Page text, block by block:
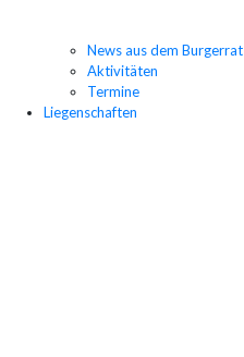
News aus dem Burgerrat
Aktivitäten
Termine
Liegenschaften